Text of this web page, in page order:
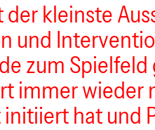
der kleinste
und
zum
immer wieder
hat und